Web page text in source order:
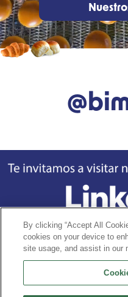
Footer
HomeNuestra Historia
Términos y
By clicking “Accept All
cookies on your device to
site usage, and assist in our